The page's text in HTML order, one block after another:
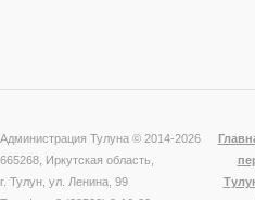
Администрация Тулуна © 2014-2026
665268, Иркутская область,
г. Тулун, ул. Ленина, 99